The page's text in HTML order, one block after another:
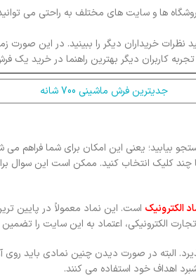
ها و سایت های مختلف به راحتی می
نظرات خریداران دیگر را ببینید. در این صورت
کاربران دیگر بهترین راهنما در خرید یک
جدیترین فرش ماشینی 700 شانه
بیابید؛ یعنی این امکان برای شما فراهم می
کلیک انتخاب کنید. ممکن است این سوال
الکترونیک است. این نماد معمولاً در پایین
الکترونیکی، اعتماد به این سایت را
البته در صورت دیدن چنین نمادی باید روی
اهداف خود استفاده می کنند.